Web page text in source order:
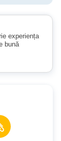
experiența
bună